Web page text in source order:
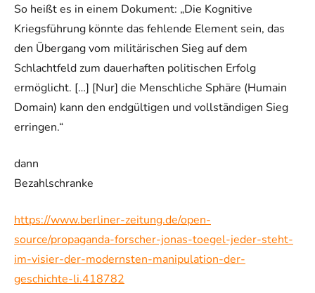
So heißt es in einem Dokument: „Die Kognitive
Kriegsführung könnte das fehlende Element sein, das
den Übergang vom militärischen Sieg auf dem
Schlachtfeld zum dauerhaften politischen Erfolg
ermöglicht. […] [Nur] die Menschliche Sphäre (Humain
Domain) kann den endgültigen und vollständigen Sieg
erringen.“
dann
Bezahlschranke
https://www.berliner-zeitung.de/open-
source/propaganda-forscher-jonas-toegel-jeder-steht-
im-visier-der-modernsten-manipulation-der-
geschichte-li.418782